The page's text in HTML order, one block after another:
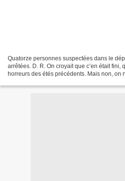
Quatorze personnes suspectées dans le
arrêtées. D. R. On croyait que c’en était fini,
horreurs des étés précédents. Mais non, on